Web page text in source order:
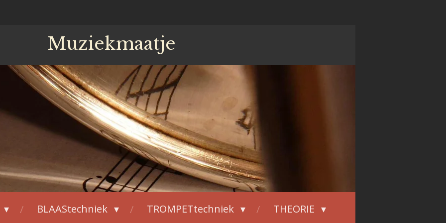
Muziekmaatje
BLAAStechniek TROMPETtechniek
THEORIE